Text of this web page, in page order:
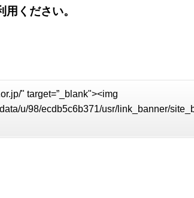
ください。
" target=”_blank"><img
u/98/ecdb5c6b371/usr/link_banner/